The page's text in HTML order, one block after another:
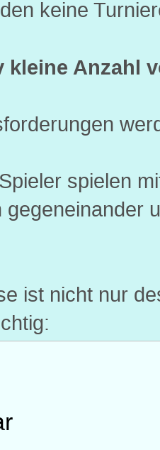
keine
kleine Anzahl
spielen
gegeneinander
ist nicht nur